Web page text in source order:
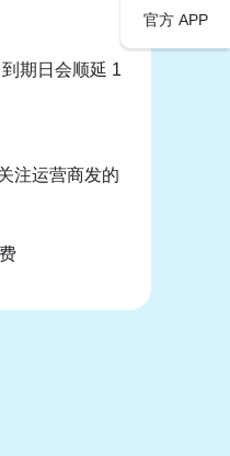
期日会顺延 1
注运营商发的
官方 APP